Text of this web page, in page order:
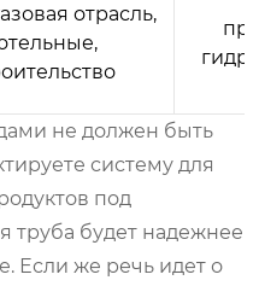
отрасль,
не должен быть
систему для
под
труба будет надежнее
Если же речь идет о